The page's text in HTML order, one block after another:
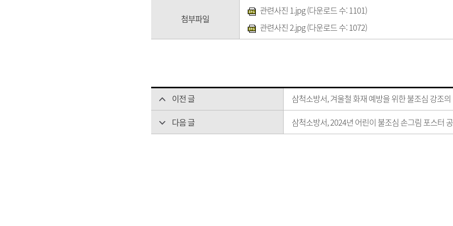
첨부파일
관련사진 1.jpg(다운로드 수: 1101)
관련사진 2.jpg(다운로드 수: 1072)
이전 글
삼척소방서, 겨울철 화재 예방을 위한 불조심 강조
다음 글
삼척소방서, 2024년 어린이 불조심 손그림 포스터